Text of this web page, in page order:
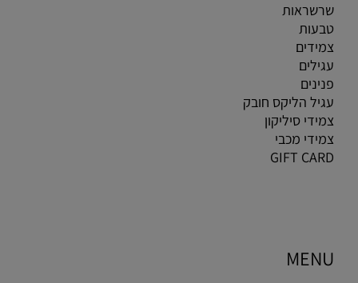
שרשראות
טבעות
צמידים
עגילים
פנינים
עגיל הליקס חובק
צמידי סיליקון
צמידי מכבי
GIFT CARD
MENU